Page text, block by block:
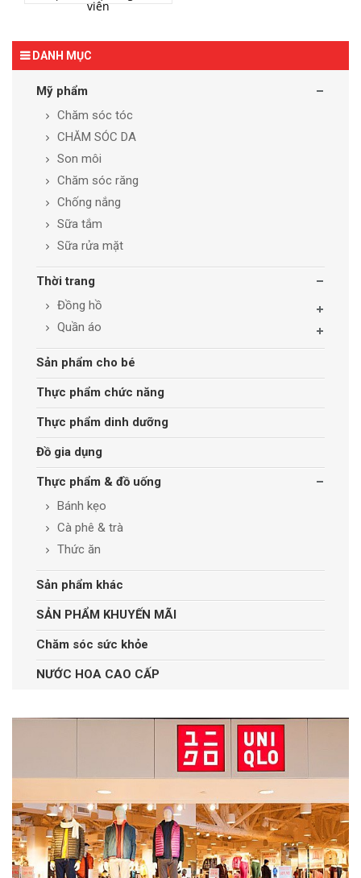
viên
DANH MỤC
Mỹ phẩm
Chăm sóc tóc
CHĂM SÓC DA
Son môi
Chăm sóc răng
Chống nắng
Sữa tắm
Sữa rửa mặt
Thời trang
Đồng hồ
Quần áo
Sản phẩm cho bé
Thực phẩm chức năng
Thực phẩm dinh dưỡng
Đồ gia dụng
Thực phẩm & đồ uống
Bánh kẹo
Cà phê & trà
Thức ăn
Sản phẩm khác
SẢN PHẨM KHUYẾN MÃI
Chăm sóc sức khỏe
NƯỚC HOA CAO CẤP